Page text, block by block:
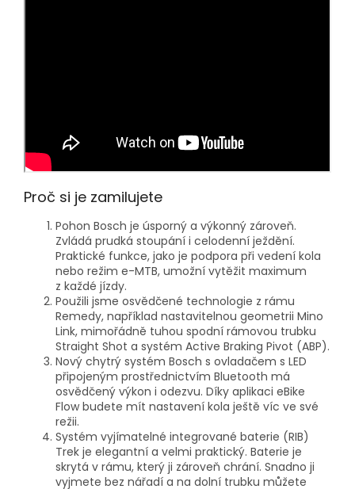
Proč si je zamilujete
Pohon Bosch je úsporný a výkonný zároveň.
Zvládá prudká stoupání i celodenní ježdění.
Praktické funkce, jako je podpora při vedení kola
nebo režim e-MTB, umožní vytěžit maximum
z každé jízdy.
Použili jsme osvědčené technologie z rámu
Remedy, například nastavitelnou geometrii Mino
Link, mimořádně tuhou spodní rámovou trubku
Straight Shot a systém Active Braking Pivot (ABP).
Nový chytrý systém Bosch s ovladačem s LED
připojeným prostřednictvím Bluetooth má
osvědčený výkon i odezvu. Díky aplikaci eBike
Flow budete mít nastavení kola ještě víc ve své
režii.
Systém vyjímatelné integrované baterie (RIB)
Trek je elegantní a velmi praktický. Baterie je
skrytá v rámu, který ji zároveň chrání. Snadno ji
vyjmete bez nářadí a na dolní trubku můžete